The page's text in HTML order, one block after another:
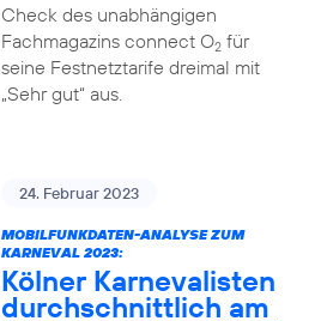
Check des unabhängigen
Fachmagazins connect O2für
seine Festnetztarife dreimal mit
„Sehr gut“ aus.
24. Februar 2023
MOBILFUNKDATEN-ANALYSE ZUM
KARNEVAL 2023:
Kölner Karnevalisten
durchschnittlich am